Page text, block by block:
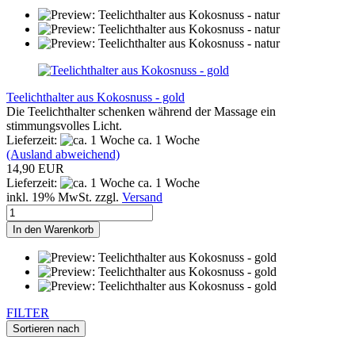
Teelichthalter aus Kokosnuss - gold
Die Teelichthalter schenken während der Massage ein
stimmungsvolles Licht.
Lieferzeit:
ca. 1 Woche
(Ausland abweichend)
14,90 EUR
Lieferzeit:
ca. 1 Woche
inkl. 19% MwSt. zzgl. Versand
In den Warenkorb
FILTER
Sortieren nach